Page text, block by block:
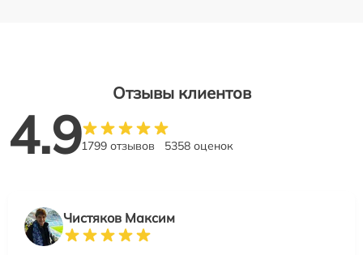
Отзывы клиентов
4.91799 отзывов 5358 оценок
Чистяков Максим